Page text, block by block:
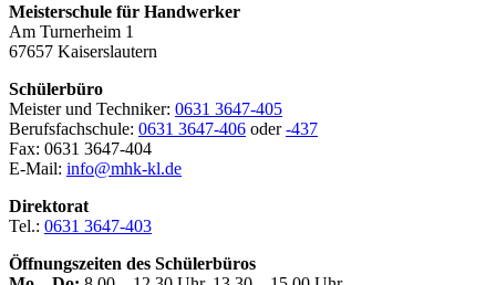
Meisterschule für Handwerker
Am Turnerheim 1
67657 Kaiserslautern
Schülerbüro
Meister und Techniker: 0631 3647-405
Berufsfachschule: 0631 3647-406 oder-437
Fax: 0631 3647-404
E-Mail: info@mhk-kl.de
Direktorat
Tel.: 0631 3647-403
Öffnungszeiten des Schülerbüros